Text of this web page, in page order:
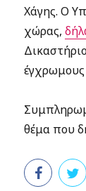
Χάγης. Ο
χώρας,
έγχρωμους
θέμα που